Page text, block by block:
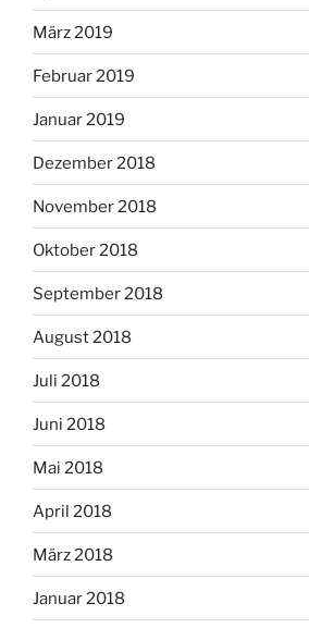
März 2019
Februar 2019
Januar 2019
Dezember 2018
November 2018
Oktober 2018
September 2018
August 2018
Juli 2018
Juni 2018
Mai 2018
April 2018
März 2018
Januar 2018